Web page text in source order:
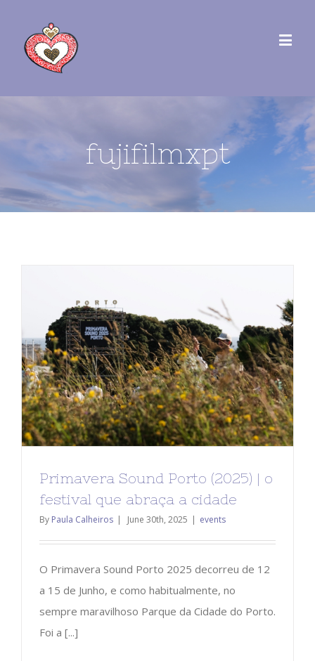
fujifilmxpt
Primavera Sound Porto (2025) | o
festival que abraça a cidade
By Paula Calheiros | June 30th, 2025 | events
O Primavera Sound Porto 2025 decorreu de 12
a 15 de Junho, e como habitualmente, no
sempre maravilhoso Parque da Cidade do Porto.
Foi a [...]